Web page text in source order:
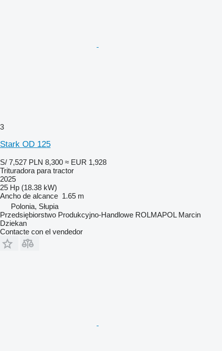
3
Stark OD 125
S/ 7,527 PLN 8,300 ≈ EUR 1,928
Trituradora para tractor
2025
25 Hp (18.38 kW)
Ancho de alcance 1.65 m
Polonia, Słupia
Przedsiębiorstwo Produkcyjno-Handlowe ROLMAPOL Marcin
Dziekan
Contacte con el vendedor